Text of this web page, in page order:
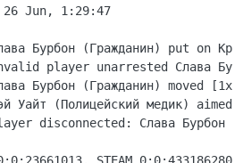
Рузвельте за полицейского
я отыгрываю ранения и не бегу
перехожу дорогу и становлюсь на
подходит ещё один в
одежде и так же меня бьёт два
убегает в переулок. Я понимаю,
я отыгрываю ранение и
Jun, 1:29:47
Бурбон (Гражданин) put on
player unarrested Слава
Бурбон (Гражданин) moved
Уайт (Полицейский медик)
disconnected: Слава Бурбон